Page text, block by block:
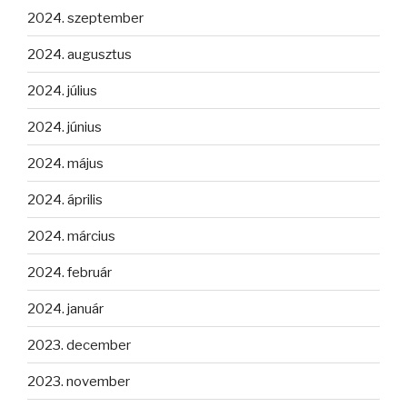
2024. szeptember
2024. augusztus
2024. július
2024. június
2024. május
2024. április
2024. március
2024. február
2024. január
2023. december
2023. november